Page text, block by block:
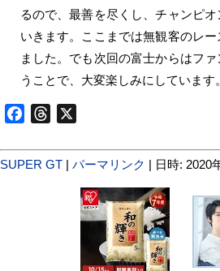
るので、最善を尽くし、チャンピ
いきます。ここまでは無観客のレ
ました。でも次回の富士からはフ
うことで、大変楽しみにしています。
FacebookThreads
SUPER GT | パーマリンク | 日時: 2020